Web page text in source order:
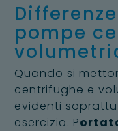
pompe
Quando si
centrifughe e
evidenti
esercizio. P